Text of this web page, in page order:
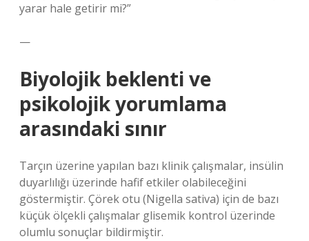
yarar hale getirir mi?”
—
Biyolojik beklenti ve
psikolojik yorumlama
arasındaki sınır
Tarçın üzerine yapılan bazı klinik çalışmalar, insülin
duyarlılığı üzerinde hafif etkiler olabileceğini
göstermiştir. Çörek otu (Nigella sativa) için de bazı
küçük ölçekli çalışmalar glisemik kontrol üzerinde
olumlu sonuçlar bildirmiştir.